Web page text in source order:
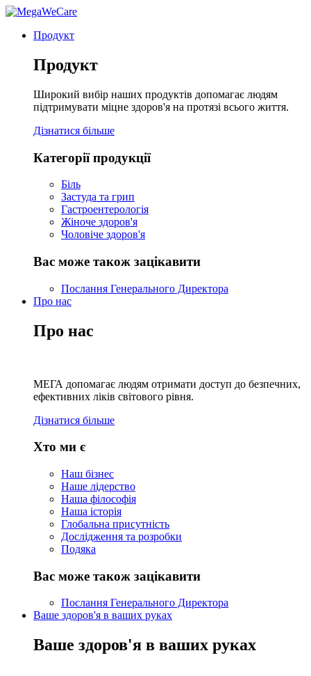
Продукт
Продукт
Широкий вибір наших продуктів допомагає людям
підтримувати міцне здоров'я на протязі всього життя.
Дізнатися більше
Категорії продукції
Біль
Застуда та грип
Гастроентерологія
Жіноче здоров'я
Чоловіче здоров'я
Вас може також зацікавити
Послання Генерального Директора
Про нас
Про нас
МЕГА допомагає людям отримати доступ до безпечних,
ефективних ліків світового рівня.
Дізнатися більше
Хто ми є
Наш бізнес
Наше лідерство
Наша філософія
Наша історія
Глобальна присутність
Дослідження та розробки
Подяка
Вас може також зацікавити
Послання Генерального Директора
Ваше здоров'я в ваших руках
Ваше здоров'я в ваших руках